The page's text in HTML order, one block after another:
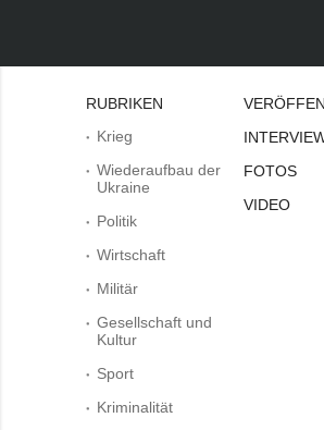
RUBRIKEN
Krieg
Wiederaufbau der
Ukraine
Politik
Wirtschaft
Militär
Gesellschaft und
Kultur
Sport
Kriminalität
FOTOS
VIDEO